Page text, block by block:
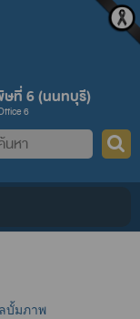
ษที่ 6 (นนทบุรี)
6
า
บั้มภาพ